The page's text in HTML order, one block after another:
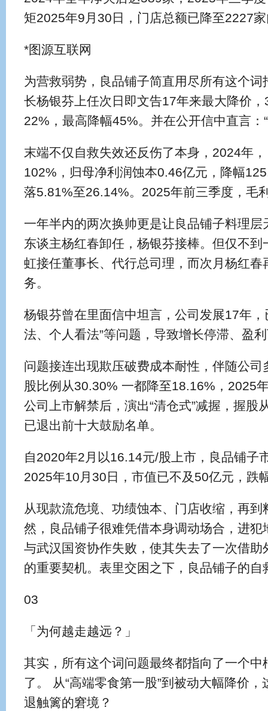
矩2025年9月30日，门店总额已降至2227
*图源互联网
为营救弱势，良品铺子简直用尽所有这个
长杨银芬上任次日即文告17年来最大降价
22%，最高降幅45%。并在公开信中直言：
末端不仅自救失效还反伤了本身，2024年
102%，归母净利润蚀本0.46亿元，降幅
落5.81%至26.14%。2025年前三季度，毛
一年半内的两次换帅更是让良品铺子料理
东谈主杨红春卸任，杨银芬接棒。但仅不
虹接任董事长、代行总司理，而次月杨红
务。
杨银芬曾在里面信中坦言，公司发展17年
法、个人看法”等问题，导致增长停滞、盈
问题接连出现欺压破费成本耐性，伴随公
股比例从30.30% 一都降至18.16%，2025
公司上市解禁后，演出“清仓式”减握，握股
已退出前十大鼓励名单。
自2020年2月以16.14元/股上市，良品铺子
2025年10月30日，市值已不及50亿元，跌
从现款流危境、功绩蚀本、门店收缩，再
然，良品铺子很难凭借本身调动场合，进
与武汉国资协作失败，使其失去了一次借
的重要契机。表里交困之下，良品铺子的自
03
「为何越走越远？」
其实，所有这个词问题最终都指向了一个
了。 从“高端零食第一股”到被动大幅降价
退触篱的窘境？